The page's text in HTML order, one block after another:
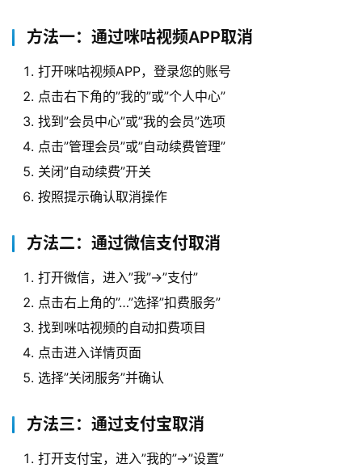
方法一：通过咪咕视频APP取消
打开咪咕视频APP，登录您的账号
点击右下角的”我的”或”个人中心”
找到”会员中心”或”我的会员”选项
点击”管理会员”或”自动续费管理”
关闭”自动续费”开关
按照提示确认取消操作
方法二：通过微信支付取消
打开微信，进入”我”->”支付”
点击右上角的”…”选择”扣费服务”
找到咪咕视频的自动扣费项目
点击进入详情页面
选择”关闭服务”并确认
方法三：通过支付宝取消
打开支付宝，进入”我的”->”设置”